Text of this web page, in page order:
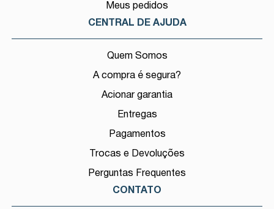
Meus pedidos
CENTRAL DE AJUDA
Quem Somos
A compra é segura?
Acionar garantia
Entregas
Pagamentos
Trocas e Devoluções
Perguntas Frequentes
CONTATO